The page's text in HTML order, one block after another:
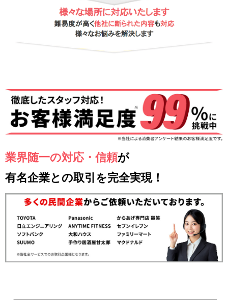
業界随一の対応・信頼が
有名企業との取引を完全実現！